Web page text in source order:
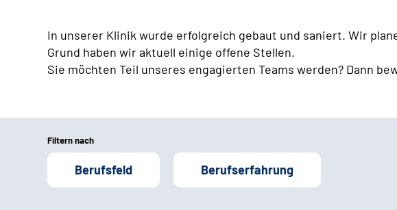
In unserer Klinik wurde erfolgreich gebaut und saniert. Wir
Grund haben wir aktuell einige offene Stellen.
Sie möchten Teil unseres engagierten Teams werden? Dann
Filtern nach
Berufsfeld Berufserfahrung